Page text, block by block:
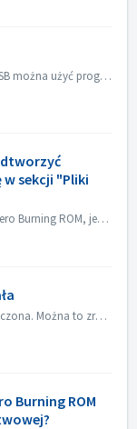
Do nagrywania danych na pamięci/karty USB można użyć programów Nero Burning ROM i Nero USBxCOPY. W Nero Burning ROM, "Raspberry Pi OS" i "ISO...
w sekcji "Pliki
Po nagraniu płyty za pomocą programu Nero Burning ROM, jeśli płyty audio CD nie można odtworzyć za pomocą odtwarzacza CD, otwórz płytę w Eksploratorze Windo...
1. Upewnij się, że usługa Gracenote jest włączona. Można to zrobić w menu „Plik->Opcje->Baza danych”, zaznaczając opcję „Włącz dostęp do internetowej ...
Burning ROM